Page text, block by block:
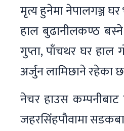
मृत्य हुनेमा नेपालगञ्ज
हाल बुढानीलकण्ठ बस्ने
गुप्ता, पाँचथर घर हाल
अर्जुन लामिछाने रहेका
नेचर हाउस
जहरसिंहपौवामा